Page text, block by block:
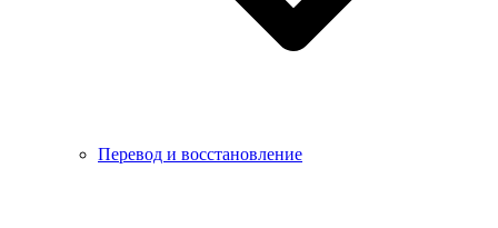
Перевод и восстановление